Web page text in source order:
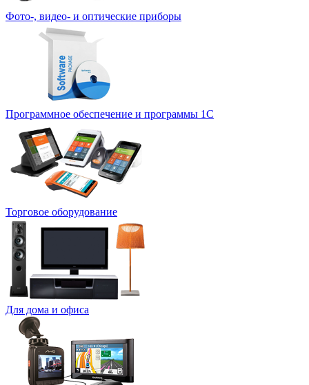
Фото-, видео- и оптические приборы
Программное обеспечение и программы 1С
Торговое оборудование
Для дома и офиса